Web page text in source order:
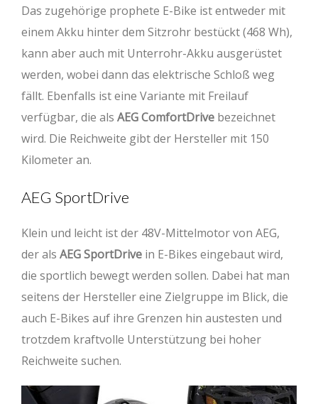
Das zugehörige prophete E-Bike ist entweder mit
einem Akku hinter dem Sitzrohr bestückt (468 Wh),
kann aber auch mit Unterrohr-Akku ausgerüstet
werden, wobei dann das elektrische Schloß weg
fällt. Ebenfalls ist eine Variante mit Freilauf
verfügbar, die als AEG ComfortDrive bezeichnet
wird. Die Reichweite gibt der Hersteller mit 150
Kilometer an.
AEG SportDrive
Klein und leicht ist der 48V-Mittelmotor von AEG,
der als AEG SportDrive in E-Bikes eingebaut wird,
die sportlich bewegt werden sollen. Dabei hat man
seitens der Hersteller eine Zielgruppe im Blick, die
auch E-Bikes auf ihre Grenzen hin austesten und
trotzdem kraftvolle Unterstützung bei hoher
Reichweite suchen.